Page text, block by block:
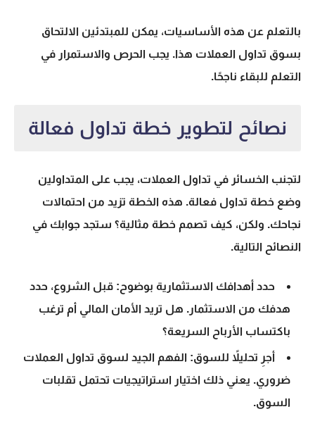
بالتعلم عن هذه الأساسيات، يمكن للمبتدئين الالتحاق
بسوق تداول العملات هذا. يجب الحرص والاستمرار في
التعلم للبقاء ناجحًا.
نصائح لتطوير خطة تداول فعالة
لتجنب الخسائر في تداول العملات، يجب على المتداولين
وضع خطة تداول فعالة. هذه الخطة تزيد من احتمالات
نجاحك. ولكن، كيف تصمم خطة مثالية؟ ستجد جوابك في
النصائح التالية.
حدد أهدافك الاستثمارية بوضوح: قبل الشروع، حدد
هدفك من الاستثمار. هل تريد الأمان المالي أم ترغب
باكتساب الأرباح السريعة؟
أجرِ تحليلاً للسوق: الفهم الجيد لسوق تداول العملات
ضروري. يعني ذلك اختيار استراتيجيات تحتمل تقلبات
السوق.